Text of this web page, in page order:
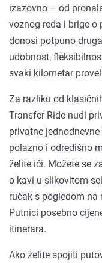
izazovno – od
voznog reda i brige o
donosi potpuno
udobnost,
svaki kilometar
Za razliku od
Transfer Ride nudi
privatne
polazno i odredišno
želite ići. Možete se
o kavi u slikovitom
ručak s pogledom na
Putnici posebno
itinerara.
Ako želite spojiti